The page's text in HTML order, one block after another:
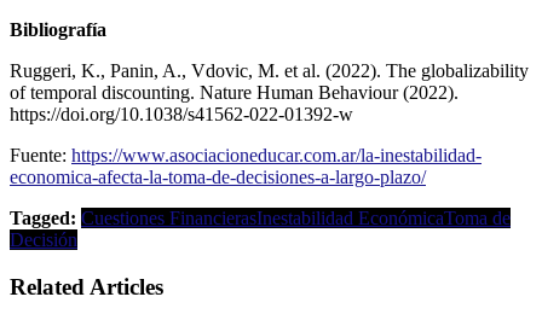
Bibliografía
Ruggeri, K., Panin, A., Vdovic, M. et al. (2022). The globalizability
of temporal discounting. Nature Human Behaviour (2022).
https://doi.org/10.1038/s41562-022-01392-w
Fuente: https://www.asociacioneducar.com.ar/la-inestabilidad-
economica-afecta-la-toma-de-decisiones-a-largo-plazo/
Tagged: Cuestiones FinancierasInestabilidad EconómicaToma de
Decisión
Related Articles